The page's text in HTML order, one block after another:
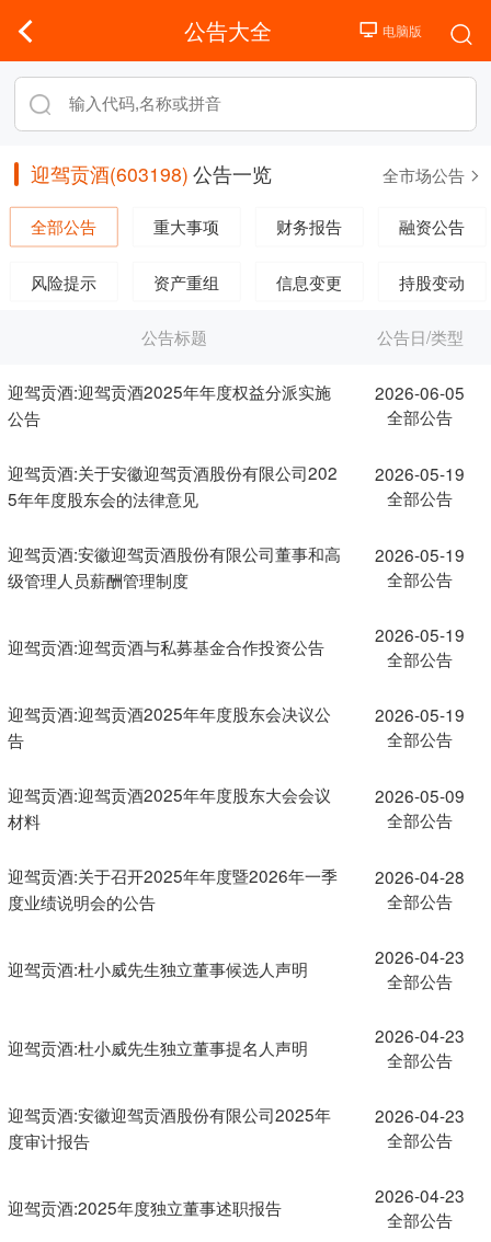
公告大全
迎驾贡酒(603198) 公告一览 全市场公告
全部公告 重大事项 财务报告 融资公告
风险提示 资产重组 信息变更 持股变动
公告标题 公告日/类型
迎驾贡酒:迎驾贡酒2025年年度权益分派实施
公告
2026-06-05
全部公告
迎驾贡酒:关于安徽迎驾贡酒股份有限公司202
5年年度股东会的法律意见
2026-05-19
全部公告
迎驾贡酒:安徽迎驾贡酒股份有限公司董事和高
级管理人员薪酬管理制度
2026-05-19
全部公告
迎驾贡酒:迎驾贡酒与私募基金合作投资公告
2026-05-19
全部公告
迎驾贡酒:迎驾贡酒2025年年度股东会决议公
告
2026-05-19
全部公告
迎驾贡酒:迎驾贡酒2025年年度股东大会会议
材料
2026-05-09
全部公告
迎驾贡酒:关于召开2025年年度暨2026年一季
度业绩说明会的公告
2026-04-28
全部公告
迎驾贡酒:杜小威先生独立董事候选人声明
2026-04-23
全部公告
迎驾贡酒:杜小威先生独立董事提名人声明
2026-04-23
全部公告
迎驾贡酒:安徽迎驾贡酒股份有限公司2025年
度审计报告
2026-04-23
全部公告
迎驾贡酒:2025年度独立董事述职报告
2026-04-23
全部公告